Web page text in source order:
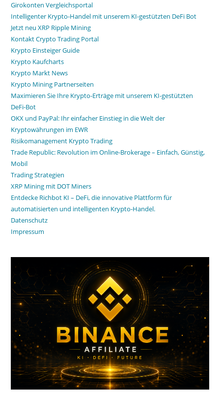
Girokonten Vergleichsportal
Intelligenter Krypto-Handel mit unserem KI-gestützten DeFi Bot
Jetzt neu XRP Ripple Mining
Kontakt Crypto Trading Portal
Krypto Einsteiger Guide
Krypto Kaufcharts
Krypto Markt News
Krypto Mining Partnerseiten
Maximieren Sie Ihre Krypto-Erträge mit unserem KI-gestützten
DeFi-Bot
OKX und PayPal: Ihr einfacher Einstieg in die Welt der
Kryptowährungen im EWR
Risikomanagement Krypto Trading
Trade Republic: Revolution im Online-Brokerage – Einfach, Günstig,
Mobil
Trading Strategien
XRP Mining mit DOT Miners
Entdecke Richbot KI – DeFi, die innovative Plattform für
automatisierten und intelligenten Krypto-Handel.
Datenschutz
Impressum